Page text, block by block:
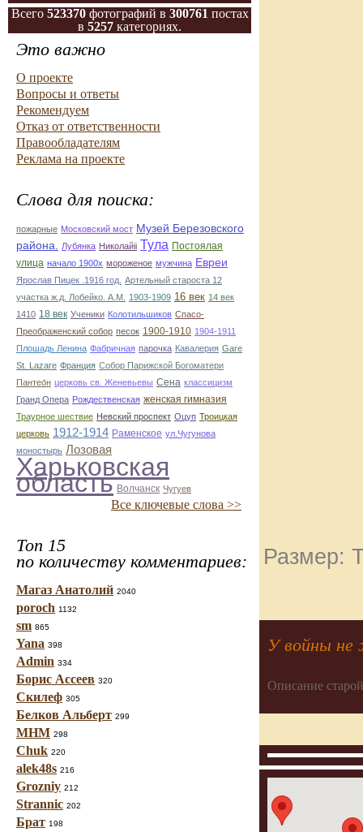
Всего 523370фотографий в 300761 постах
в 5257 категориях.
Это важно
О проекте
Вопросы и ответы
Рекомендуем
Отказ от ответственности
Правообладателям
Реклама на проекте
Слова для поиска:
пожарные Московский мост Музей Березовского
района. Лубянка Николайii Тула Постоялая
улица начало 1900х мороженое мужчина Евреи
Ярослав Пицек .1916 год. Артельный староста 12
участка ж.д. Лобейко. А.М.
1903-1909 16 век 14 век
1410 18 век Ученики Колотильшиков Спасо-
Преображенский собор песок 1900-1910 1904-1911
Плошадь Ленина Фабричная парочка Кавалерия Gare
St. Lazare Франция Собор Парижской Богоматери
Пантео́н церковь св. Женевьевы Сена классицизм
Гранд Опера Рождественская женская гимназия
Траурное шествие Невский проспект Оцуп Троицкая
церковь 1912-1914 Раменское ул.Чугунова
моностырь Лозовая
Харьковская
область Волчанск Чугуев
Все ключевые слова >>
Топ 15
по количеству комментариев:
Магаз Анатолий 2040
poroch 1132
sm 865
Yana 398
Admin 334
Борис Ассеев 320
Скилеф 305
Белков Альберт 299
МНМ 298
Chuk 220
alek48s 216
Grozniy 212
Strannic 202
Брат 198
Размер:
У войны не
Описание